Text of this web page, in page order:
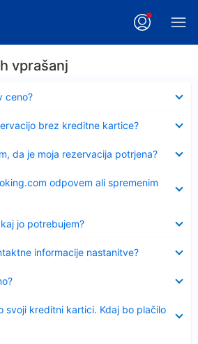
vprašanj
ceno?
brez kreditne kartice?
da je moja rezervacija potrjena?
odpovem ali spremenim
jo potrebujem?
informacije nastanitve?
svoji kreditni kartici. Kdaj bo plačilo